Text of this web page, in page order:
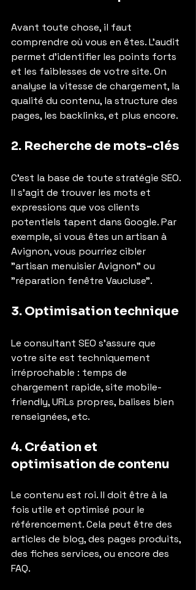
Avant toute chose, il faut
comprendre où vous en êtes. L’audit
permet d’identifier les points forts
et les faiblesses de votre site. On
analyse la vitesse de chargement, la
qualité du contenu, la structure des
pages, les backlinks, et plus encore.
2. Recherche de mots-clés
C’est la base de toute stratégie SEO.
Il s’agit de trouver les mots et
expressions que vos clients
potentiels tapent dans Google. Par
exemple, si vous êtes un artisan à
Avignon, vous pourriez cibler
"artisan menuisier Avignon" ou
"réparation fenêtre Vaucluse".
3. Optimisation technique
Le consultant SEO s’assure que
votre site est techniquement
irréprochable : temps de
chargement rapide, site mobile-
friendly, URLs propres, balises bien
renseignées, etc.
4. Création et
optimisation de contenu
Le contenu est roi. Il doit être à la
fois utile et optimisé pour le
référencement. Cela peut être des
articles de blog, des pages produits,
des fiches services, ou encore des
FAQ.